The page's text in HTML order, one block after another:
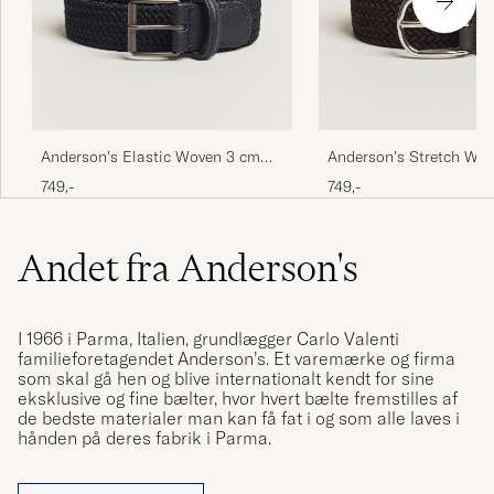
Anderson's Elastic Woven 3 cm
Belt Navy
749,-
Anderson's Stretch
Belt Brown
749,-
Andet fra Anderson's
I 1966 i Parma, Italien, grundlægger Carlo Valenti
familieforetagendet Anderson’s. Et varemærke og firma
som skal gå hen og blive internationalt kendt for sine
eksklusive og fine bælter, hvor hvert bælte fremstilles af
de bedste materialer man kan få fat i og som alle laves i
hånden på deres fabrik i Parma.